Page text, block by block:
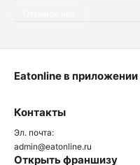
Контакты
Эл. почта:
admin@eatonline.ru
Открыть франшизу
Eatonline в приложении